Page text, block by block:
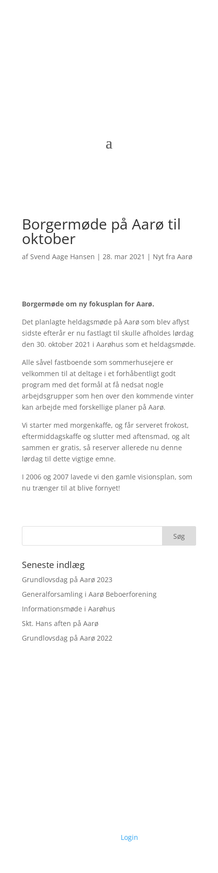
Borgermøde på Aarø til
oktober
afSvend Aage Hansen | 28. mar 2021 | Nyt fra Aarø
Borgermøde om ny fokusplan for Aarø.
Det planlagte heldagsmøde på Aarø som blev aflyst
sidste efterår er nu fastlagt til skulle afholdes lørdag
den 30. oktober 2021 i Aarøhus som et heldagsmøde.
Alle såvel fastboende som sommerhusejere er
velkommen til at deltage i et forhåbentligt godt
program med det formål at få nedsat nogle
arbejdsgrupper som hen over den kommende vinter
kan arbejde med forskellige planer på Aarø.
Vi starter med morgenkaffe, og får serveret frokost,
eftermiddagskaffe og slutter med aftensmad, og alt
sammen er gratis, så reserver allerede nu denne
lørdag til dette vigtige emne.
I 2006 og 2007 lavede vi den gamle visionsplan, som
nu trænger til at blive fornyet!
Seneste indlæg
Grundlovsdag på Aarø 2023
Generalforsamling i Aarø Beboerforening
Informationsmøde i Aarøhus
Skt. Hans aften på Aarø
Grundlovsdag på Aarø 2022
Login